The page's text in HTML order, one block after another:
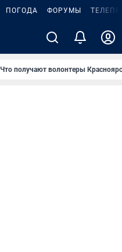
ПОГОДА ФОРУМЫ
Что получают волонтеры